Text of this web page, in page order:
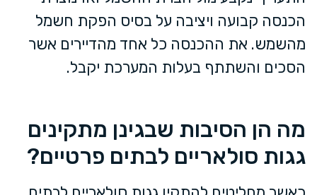
הכנסה קבועה ויציבה על בסיס הפקת חשמל
מהשמש. את ההכנסה כל אחד מהדיירים אשר
הסכים והשתתף בעלות המערכת יקבל.
מה הן הסיבות שבגינן מתקינים
גגות סולאריים לבתים פרטיים?